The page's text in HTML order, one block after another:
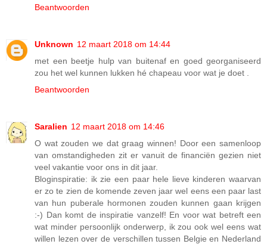
Beantwoorden
Unknown 12 maart 2018 om 14:44
met een beetje hulp van buitenaf en goed georganiseerd
zou het wel kunnen lukken hé chapeau voor wat je doet .
Beantwoorden
Saralien 12 maart 2018 om 14:46
O wat zouden we dat graag winnen! Door een samenloop
van omstandigheden zit er vanuit de financiën gezien niet
veel vakantie voor ons in dit jaar.
Bloginspiratie: ik zie een paar hele lieve kinderen waarvan
er zo te zien de komende zeven jaar wel eens een paar last
van hun puberale hormonen zouden kunnen gaan krijgen
:-) Dan komt de inspiratie vanzelf! En voor wat betreft een
wat minder persoonlijk onderwerp, ik zou ook wel eens wat
willen lezen over de verschillen tussen Belgie en Nederland